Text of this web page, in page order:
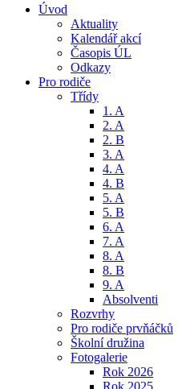
Úvod
Aktuality
Kalendář akcí
Časopis ÚL
Odkazy
Pro rodiče
Třídy
1. A
2. A
2. B
3. A
4. A
4. B
5. A
5. B
6. A
7. A
8. A
8. B
9. A
Absolventi
Rozvrhy
Pro rodiče prvňáčků
Školní družina
Fotogalerie
Rok 2026
Rok 2025